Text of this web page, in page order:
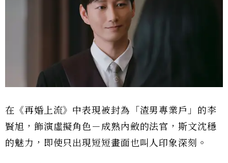
在《再婚上流》中表現被封為「渣男專業戶」的李
賢旭，飾演虛擬角色－成熟內斂的法官，斯文沈穩
的魅力，即使只出現短短畫面也叫人印象深刻。